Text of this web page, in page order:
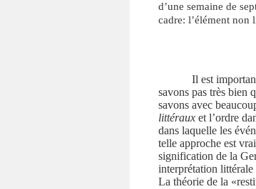
d’une semaine de
cadre: l’élément non
Il est
savons pas très bien
savons avec
littéraux et l’ordre
dans laquelle les
telle approche est
signification de la
interprétation
La théorie de la